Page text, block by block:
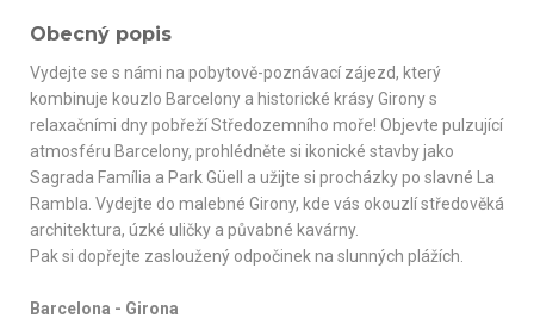
Obecný popis
Vydejte se s námi na pobytově-poznávací zájezd, který
kombinuje kouzlo Barcelony a historické krásy Girony s
relaxačními dny pobřeží Středozemního moře! Objevte pulzující
atmosféru Barcelony, prohlédněte si ikonické stavby jako
Sagrada Família a Park Güell a užijte si procházky po slavné La
Rambla. Vydejte do malebné Girony, kde vás okouzlí středověká
architektura, úzké uličky a půvabné kavárny.
Pak si dopřejte zasloužený odpočinek na slunných plážích.
Barcelona - Girona